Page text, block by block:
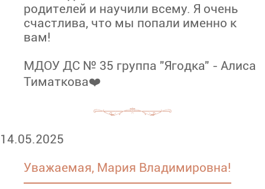
родителей и научили всему. Я очень
счастлива, что мы попали именно к
вам!
МДОУ ДС № 35 группа "Ягодка" - Алиса
Тиматкова❤️
14.05.2025
Уважаемая, Мария Владимировна!